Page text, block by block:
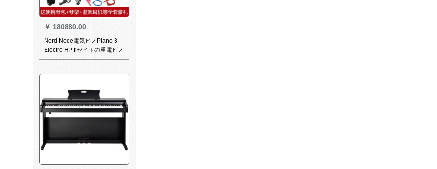
￥ 180880.00
Nord Node電気ピノPiano 3
Electro HP flセイトの重電ピノ
LED A 1キーボーボーボーボー